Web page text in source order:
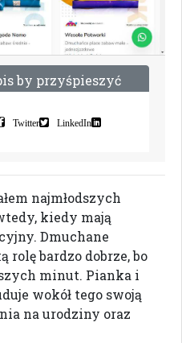
isby przyśpieszyć
Twitter LinkedIn
najmłodszych
kiedy mają
Dmuchane
rolę bardzo dobrze, bo
minut. Pianka i
wokół tego swoją
na urodziny oraz